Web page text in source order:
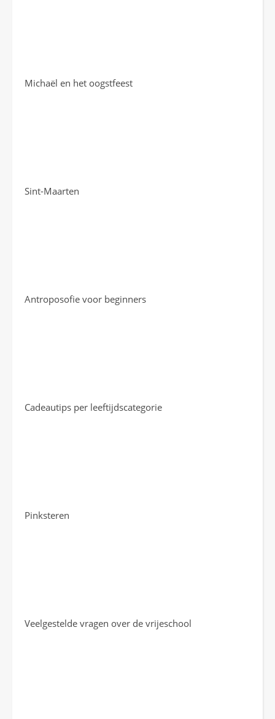
Michaël en het oogstfeest
Sint-Maarten
Antroposofie voor beginners
Cadeautips per leeftijdscategorie
Pinksteren
Veelgestelde vragen over de vrijeschool